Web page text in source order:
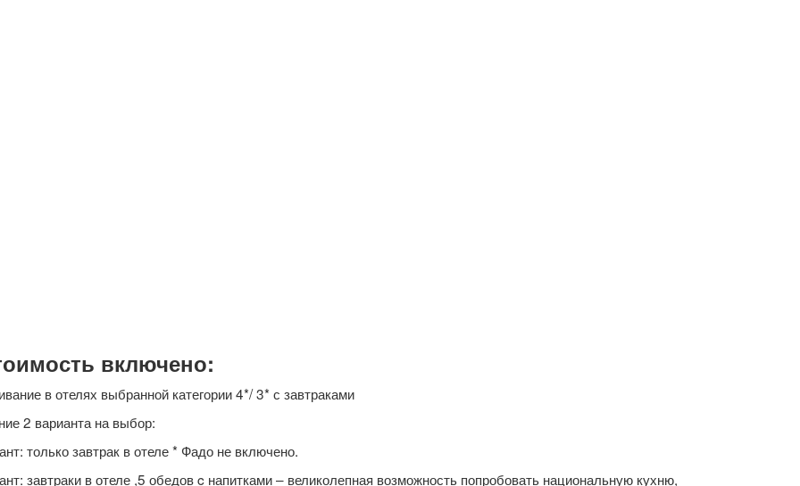
включено:
в отелях выбранной категории 4*/ 3* с завтраками
2 варианта на выбор:
только завтрак в отеле * Фадо не включено.
завтраки в отеле ,5 обедов c напитками – великолепная возможность попробовать национальную кухню,